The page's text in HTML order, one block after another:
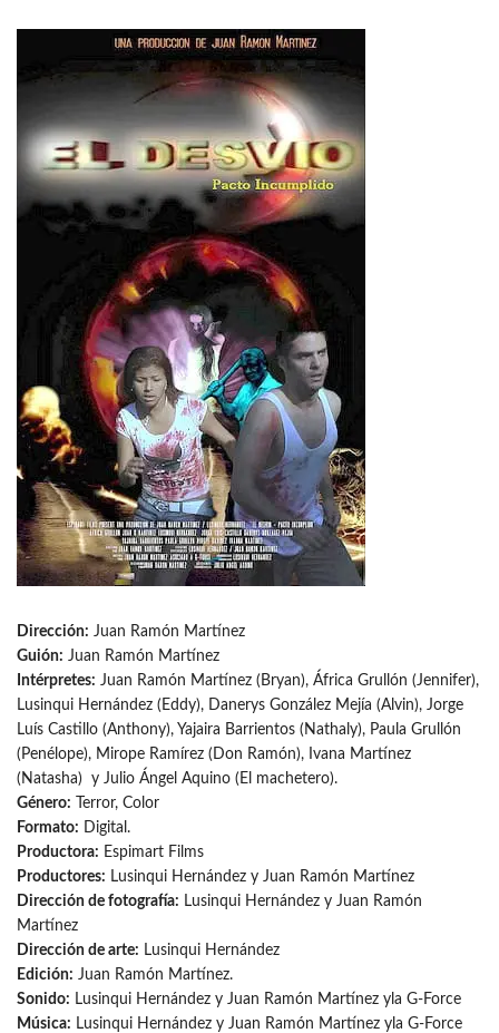
Dirección: Juan Ramón Martínez
Guión: Juan Ramón Martínez
Intérpretes: Juan Ramón Martínez (Bryan), África Grullón (Jennifer),
Lusinqui Hernández (Eddy), Danerys González Mejía (Alvin), Jorge
Luís Castillo (Anthony), Yajaira Barrientos (Nathaly), Paula Grullón
(Penélope), Mirope Ramírez (Don Ramón), Ivana Martínez
(Natasha) y Julio Ángel Aquino (El machetero).
Género: Terror, Color
Formato: Digital.
Productora: Espimart Films
Productores: Lusinqui Hernández y Juan Ramón Martínez
Dirección de fotografía: Lusinqui Hernández y Juan Ramón
Martínez
Dirección de arte: Lusinqui Hernández
Edición: Juan Ramón Martínez.
Sonido: Lusinqui Hernández y Juan Ramón Martínez yla G-Force
Música: Lusinqui Hernández y Juan Ramón Martínez yla G-Force